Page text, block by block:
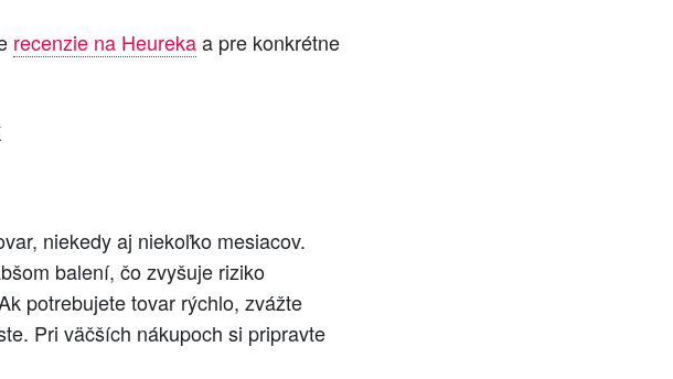
recenzie na Heurekaa pre konkrétne
niekedy aj niekoľko mesiacov.
balení, čo zvyšuje riziko
potrebujete tovar rýchlo, zvážte
Pri väčších nákupoch si pripravte